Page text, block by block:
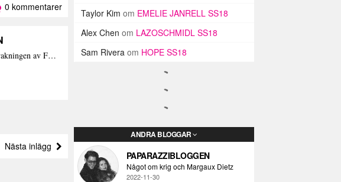
0 kommentarer
4 Sep | !BYE BYE BABY! Den sista bevakningen av Fashion Week Stockholm – och med den de sista skrivna orden (här)
Nästa inlägg
Taylor Kim om EMELIE JANRELL SS18
Alex Chen om LAZOSCHMIDL SS18
Sam Rivera om HOPE SS18
ANDRA BLOGGAR
PAPARAZZIBLOGGEN
Något om krig och Margaux Dietz
2022-11-30